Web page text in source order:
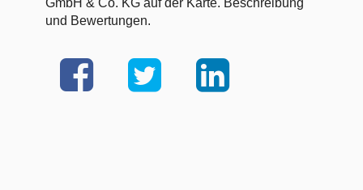
GmbH & Co. KG auf der Karte. Beschreibung
und Bewertungen.